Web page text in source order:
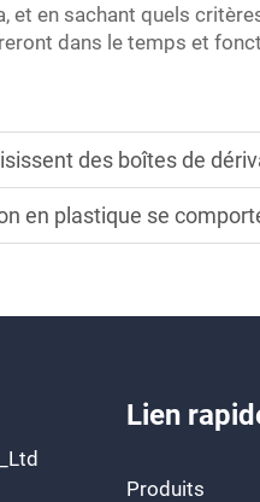
et en sachant quels
dans le temps et
boîtes de dérivation en PVC
se comportent dans les
Lien
Produits